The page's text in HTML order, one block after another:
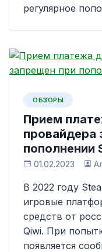
регулярное
ОБЗОРЫ
Прием
провайдера
пополнении
01.02.2023
В 2022 году
игровые
средств от
Qiwi. При
появляется